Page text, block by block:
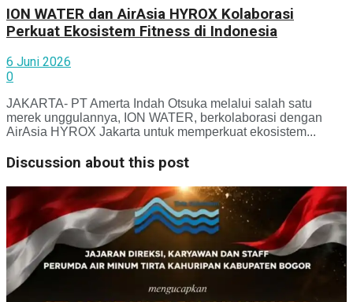
ION WATER dan AirAsia HYROX Kolaborasi
Perkuat Ekosistem Fitness di Indonesia
6 Juni 2026
0
JAKARTA- PT Amerta Indah Otsuka melalui salah satu
merek unggulannya, ION WATER, berkolaborasi dengan
AirAsia HYROX Jakarta untuk memperkuat ekosistem...
Discussion about this post